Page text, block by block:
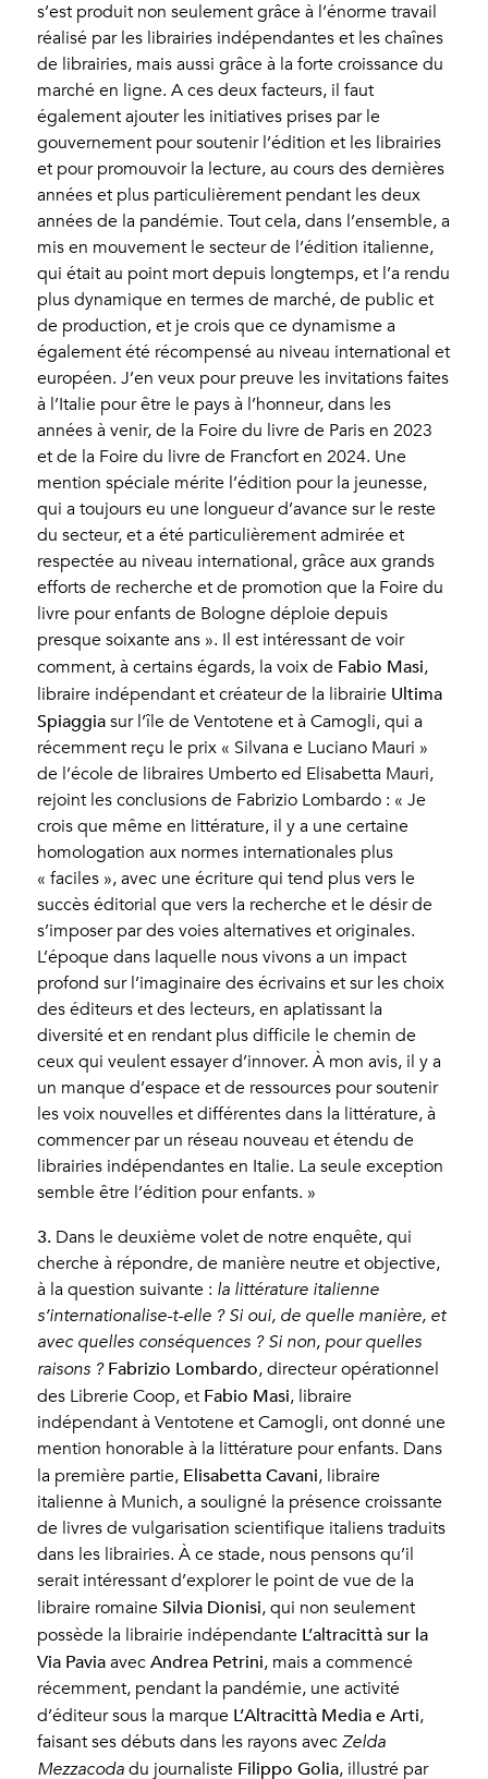
s’est produit non seulement grâce à l’énorme travail
réalisé par les librairies indépendantes et les chaînes
de librairies, mais aussi grâce à la forte croissance du
marché en ligne. A ces deux facteurs, il faut
également ajouter les initiatives prises par le
gouvernement pour soutenir l’édition et les librairies
et pour promouvoir la lecture, au cours des dernières
années et plus particulièrement pendant les deux
années de la pandémie. Tout cela, dans l’ensemble, a
mis en mouvement le secteur de l’édition italienne,
qui était au point mort depuis longtemps, et l’a rendu
plus dynamique en termes de marché, de public et
de production, et je crois que ce dynamisme a
également été récompensé au niveau international et
européen. J’en veux pour preuve les invitations faites
à l’Italie pour être le pays à l’honneur, dans les
années à venir, de la Foire du livre de Paris en 2023
et de la Foire du livre de Francfort en 2024. Une
mention spéciale mérite l’édition pour la jeunesse,
qui a toujours eu une longueur d’avance sur le reste
du secteur, et a été particulièrement admirée et
respectée au niveau international, grâce aux grands
efforts de recherche et de promotion que la Foire du
livre pour enfants de Bologne déploie depuis
presque soixante ans ». Il est intéressant de voir
comment, à certains égards, la voix de Fabio Masi,
libraire indépendant et créateur de la librairie Ultima
Spiaggia sur l’île de Ventotene et à Camogli, qui a
récemment reçu le prix « Silvana e Luciano Mauri »
de l’école de libraires Umberto ed Elisabetta Mauri,
rejoint les conclusions de Fabrizio Lombardo : « Je
crois que même en littérature, il y a une certaine
homologation aux normes internationales plus
« faciles », avec une écriture qui tend plus vers le
succès éditorial que vers la recherche et le désir de
s’imposer par des voies alternatives et originales.
L’époque dans laquelle nous vivons a un impact
profond sur l’imaginaire des écrivains et sur les choix
des éditeurs et des lecteurs, en aplatissant la
diversité et en rendant plus difficile le chemin de
ceux qui veulent essayer d’innover. À mon avis, il y a
un manque d’espace et de ressources pour soutenir
les voix nouvelles et différentes dans la littérature, à
commencer par un réseau nouveau et étendu de
librairies indépendantes en Italie. La seule exception
semble être l’édition pour enfants. »
3. Dans le deuxième volet de notre enquête, qui
cherche à répondre, de manière neutre et objective,
à la question suivante : la littérature italienne
s’internationalise-t-elle ? Si oui, de quelle manière, et
avec quelles conséquences ? Si non, pour quelles
raisons ? Fabrizio Lombardo, directeur opérationnel
des Librerie Coop, et Fabio Masi, libraire
indépendant à Ventotene et Camogli, ont donné une
mention honorable à la littérature pour enfants. Dans
la première partie, Elisabetta Cavani, libraire
italienne à Munich, a souligné la présence croissante
de livres de vulgarisation scientifique italiens traduits
dans les librairies. À ce stade, nous pensons qu’il
serait intéressant d’explorer le point de vue de la
libraire romaineSilvia Dionisi, qui non seulement
possède la librairie indépendante L’altracittà sur la
Via Pavia avecAndrea Petrini, mais a commencé
récemment, pendant la pandémie, une activité
d’éditeur sous la marque L’Altracittà Media e Arti,
faisant ses débuts dans les rayons avecZelda
Mezzacoda du journaliste Filippo Golia, illustré par